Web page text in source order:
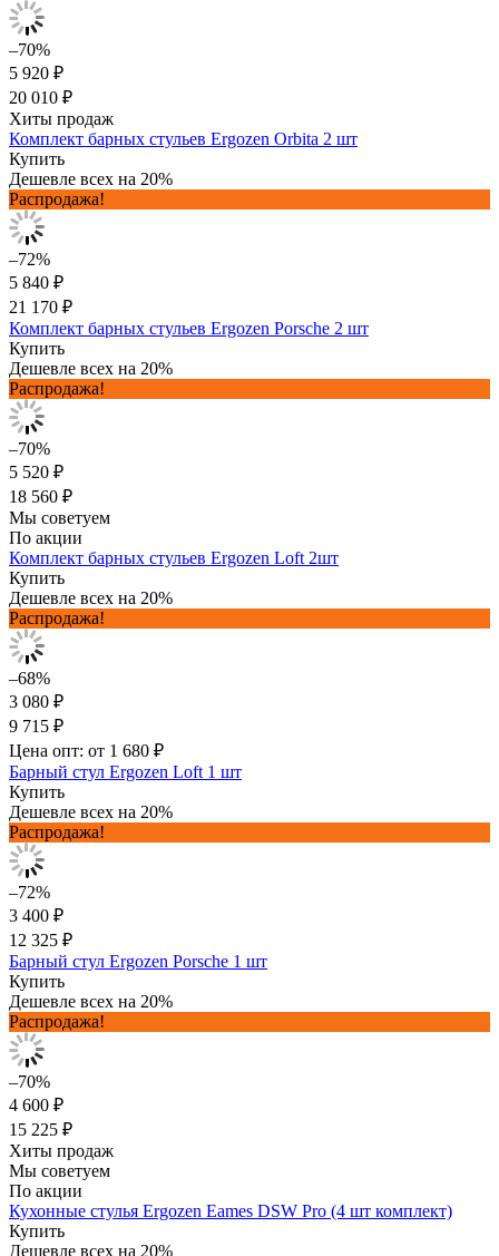
–70%
5 920 ₽
20 010 ₽
Хиты продаж
Комплект барных стульев Ergozen Orbita 2 шт
Купить
Дешевле всех на 20%
Распродажа!
–72%
5 840 ₽
21 170 ₽
Комплект барных стульев Ergozen Porsche 2 шт
Купить
Дешевле всех на 20%
Распродажа!
–70%
5 520 ₽
18 560 ₽
Мы советуем
По акции
Комплект барных стульев Ergozen Loft 2шт
Купить
Дешевле всех на 20%
Распродажа!
–68%
3 080 ₽
9 715 ₽
Цена опт: от 1 680 ₽
Барный стул Ergozen Loft 1 шт
Купить
Дешевле всех на 20%
Распродажа!
–72%
3 400 ₽
12 325 ₽
Барный стул Ergozen Porsche 1 шт
Купить
Дешевле всех на 20%
Распродажа!
–70%
4 600 ₽
15 225 ₽
Хиты продаж
Мы советуем
По акции
Кухонные стулья Ergozen Eames DSW Pro (4 шт комплект)
Купить
Дешевле всех на 20%